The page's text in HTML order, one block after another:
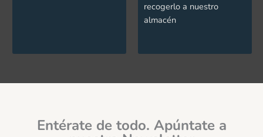
recogerlo a nuestro
almacén
Entérate de todo. Apúntate a